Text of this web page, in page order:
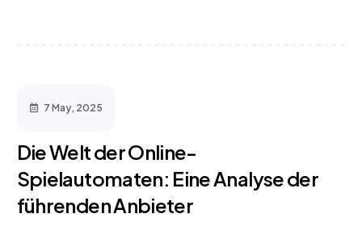
7 May, 2025
Die Welt der Online-
Spielautomaten: Eine Analyse der
führenden Anbieter